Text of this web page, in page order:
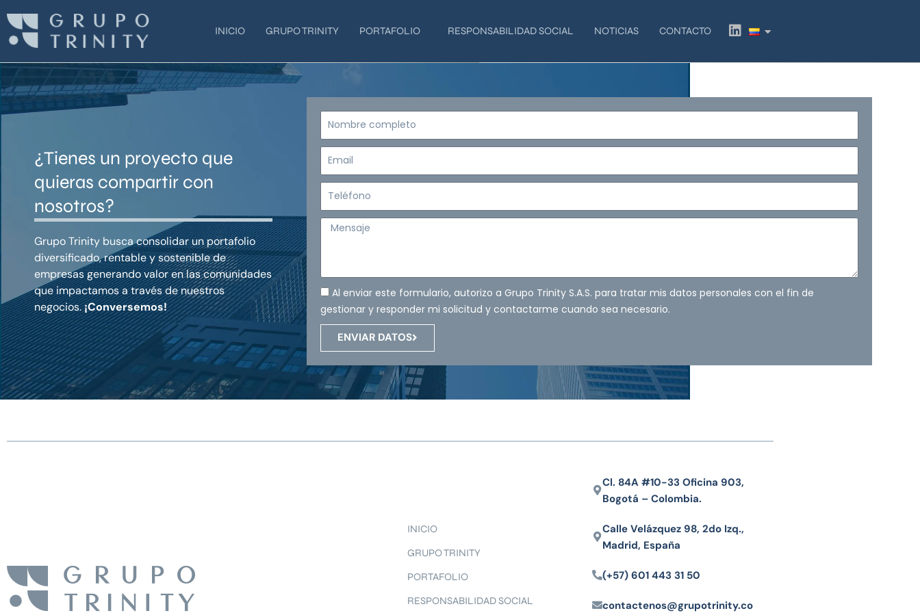
contenido
INICIO GRUPO TRINITY PORTAFOLIO RESPONSABILIDAD SOCIAL NOTICIAS CONTACTO
L
i
k
¿Tienes un proyecto que
quieras compartir con
nosotros?
Grupo Trinity busca consolidar un portafolio
diversificado, rentable y sostenible de
empresas generando valor en las comunidades
que impactamos a través de nuestros
negocios.¡Conversemos!
Nombre
Email
Teléfono
Mensaje
Al enviar este formulario, autorizo a Grupo Trinity S.A.S. para tratar mis datos personales con el fin de
gestionar y responder mi solicitud y contactarme cuando sea necesario.
ENVIAR DATOS
INICIO
GRUPO TRINITY
PORTAFOLIO
RESPONSABILIDAD SOCIAL
Cl. 84A #10-33 Oficina 903,
Bogotá – Colombia.
Calle Velázquez 98, 2do Izq.,
Madrid, España
(+57) 601 443 31 50
contactenos@grupotrinity.co